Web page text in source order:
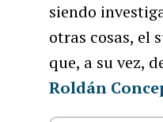
siendo
otras cosas, el
que, a su vez,
Roldán